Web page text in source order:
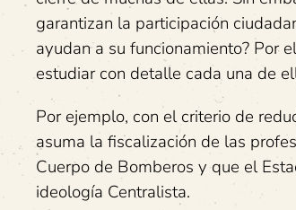
garantizan la participación
ayudan a su funcionamiento? Por
estudiar con detalle cada una de
Por ejemplo, con el criterio de
asuma la fiscalización de las
Cuerpo de Bomberos y que el
ideología Centralista.